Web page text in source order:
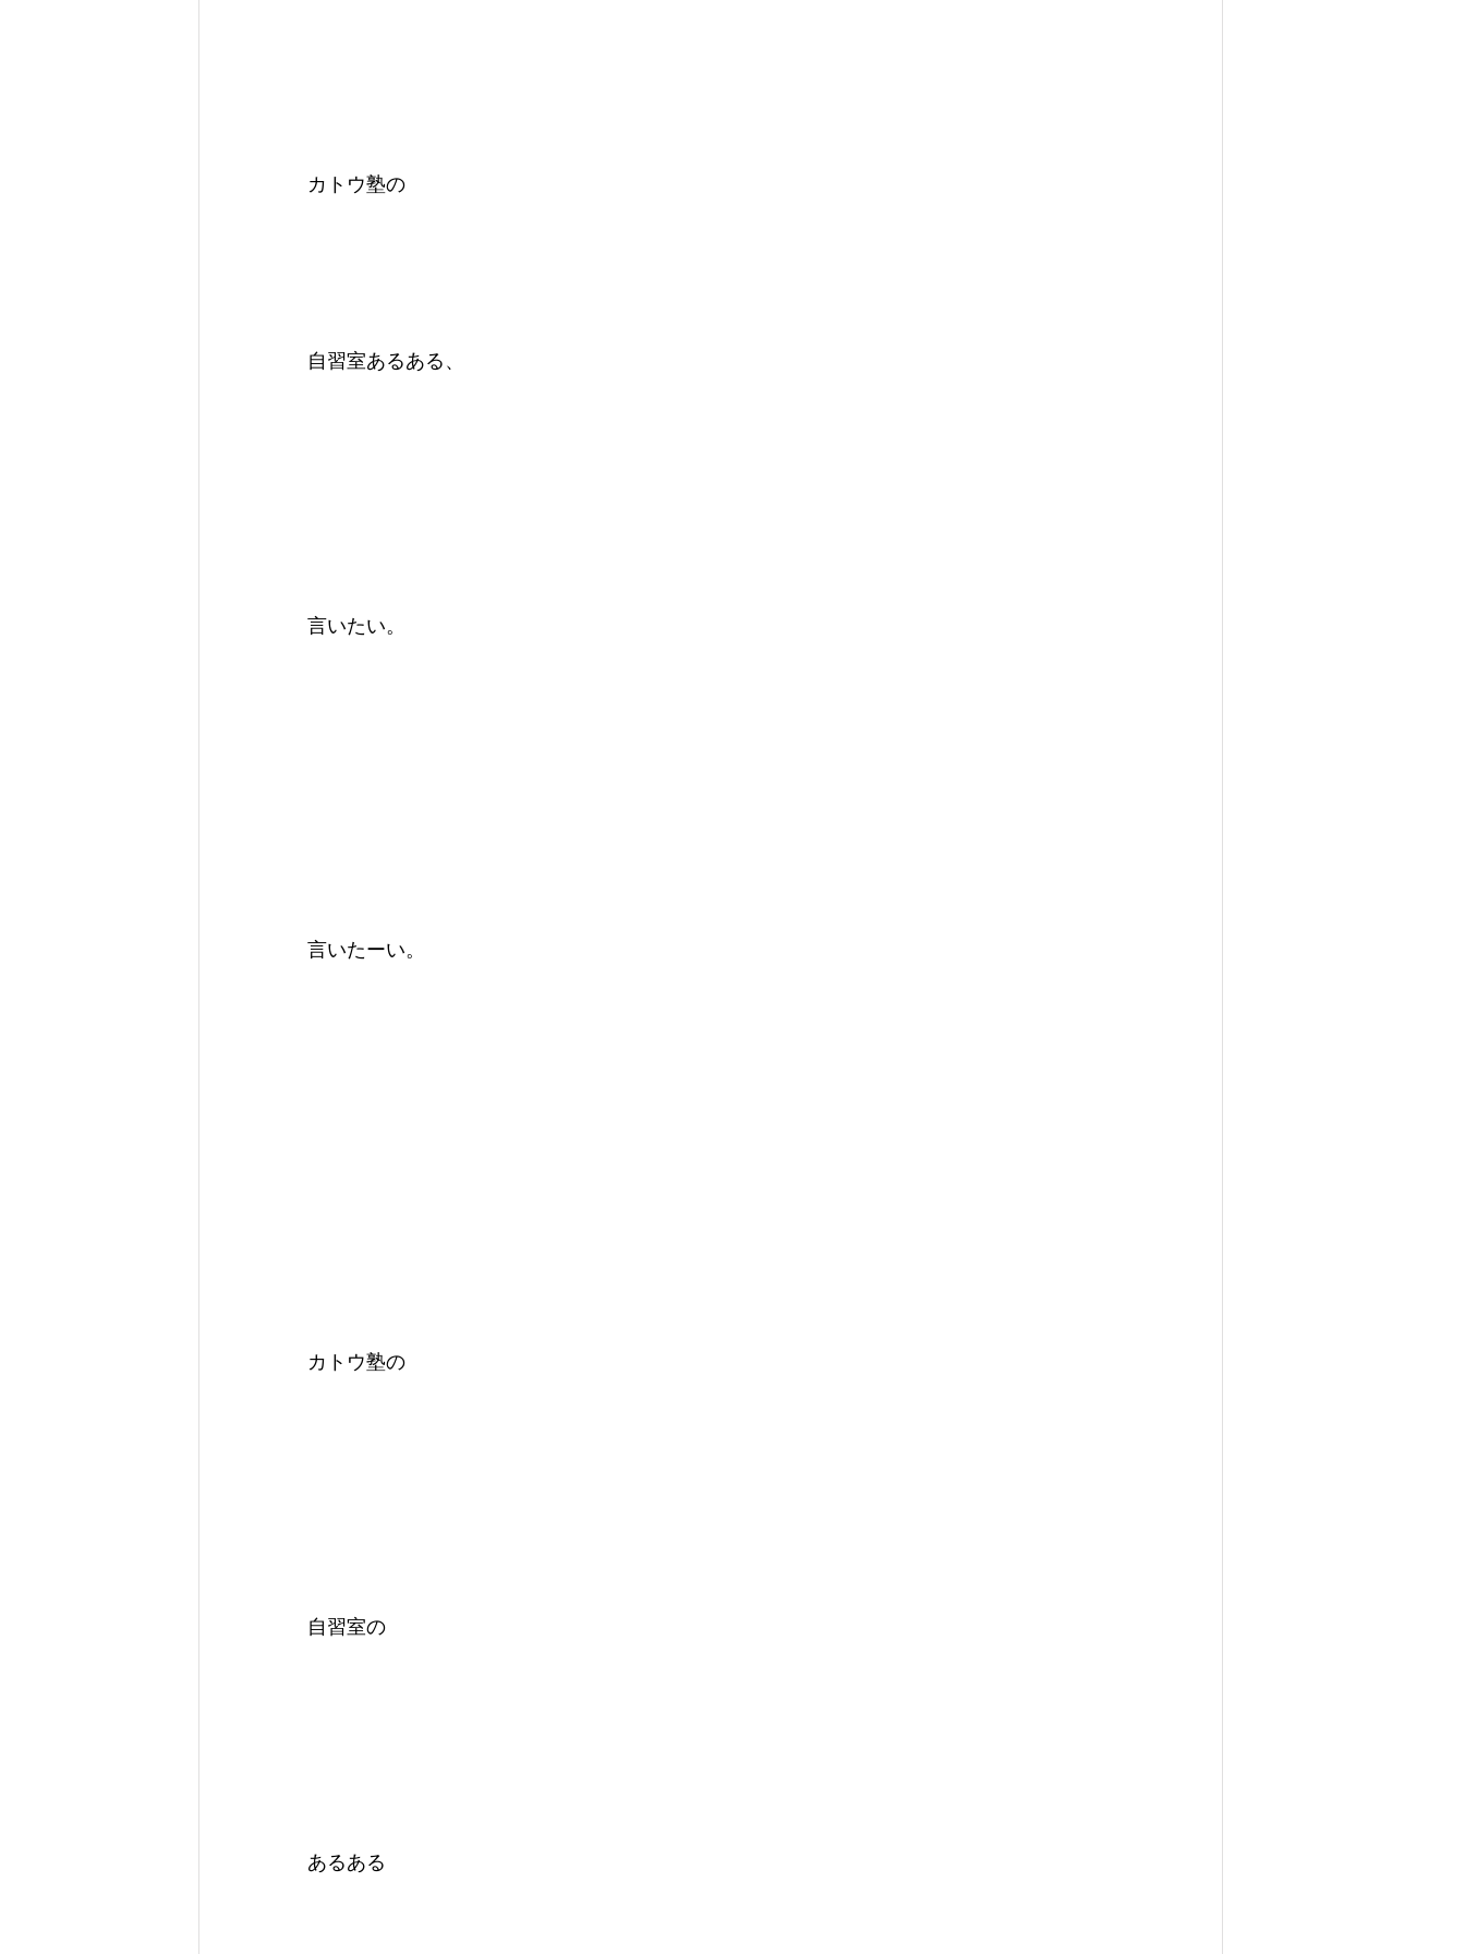
カトウ塾の
自習室あるある、
言いたい。
言いたーい。
カトウ塾の
自習室の
あるある